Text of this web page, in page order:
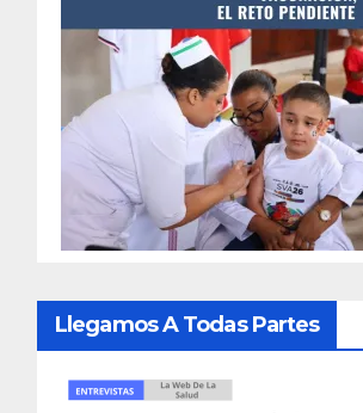
Llegamos A Todas Partes